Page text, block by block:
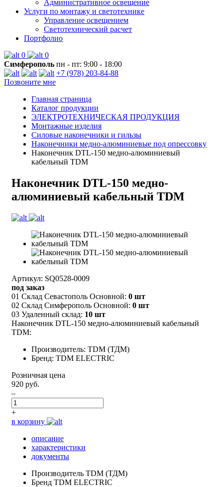
Административное освещение
Услуги по монтажу и светотехнике
Управление освещением
Светотехнический расчет
Портфолио
0
0
Симферополь пн - пт: 9:00 - 18:00
+7 (978) 203-84-88
Позвоните мне
Главная страница
Каталог продукции
ЭЛЕКТРОТЕХНИЧЕСКАЯ ПРОДУКЦИЯ
Монтажные изделия
Силовые наконечники и гильзы
Наконечники медно-алюминиевые под опрессовку
Наконечник DTL-150 медно-алюминиевый
кабельный TDM
Наконечник DTL-150 медно-
алюминиевый кабельный TDM
Артикул: SQ0528-0009
под заказ
01 Склад Севастополь Основной: 0 шт
02 Склад Симферополь Основной: 0 шт
03 Удаленный склад: 10 шт
Наконечник DTL-150 медно-алюминиевый кабельный
TDM:
Производитель: TDM (ТДМ)
Бренд: TDM ELECTRIC
Розничная цена
920 руб.
–
+
в корзину
описание
характеристики
документы
Производитель TDM (ТДМ)
Бренд TDM ELECTRIC